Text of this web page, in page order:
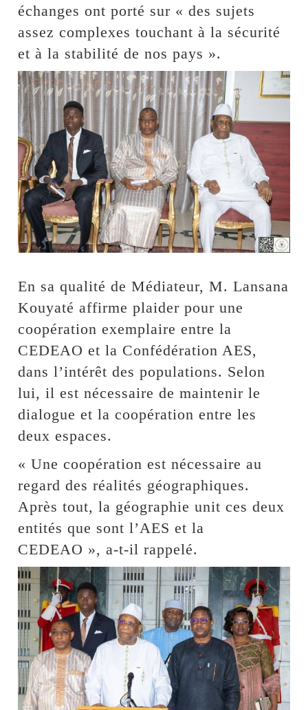
échanges ont porté sur « des sujets
assez complexes touchant à la sécurité
et à la stabilité de nos pays ».
En sa qualité de Médiateur, M. Lansana
Kouyaté affirme plaider pour une
coopération exemplaire entre la
CEDEAO et la Confédération AES,
dans l’intérêt des populations. Selon
lui, il est nécessaire de maintenir le
dialogue et la coopération entre les
deux espaces.
« Une coopération est nécessaire au
regard des réalités géographiques.
Après tout, la géographie unit ces deux
entités que sont l’AES et la
CEDEAO », a-t-il rappelé.